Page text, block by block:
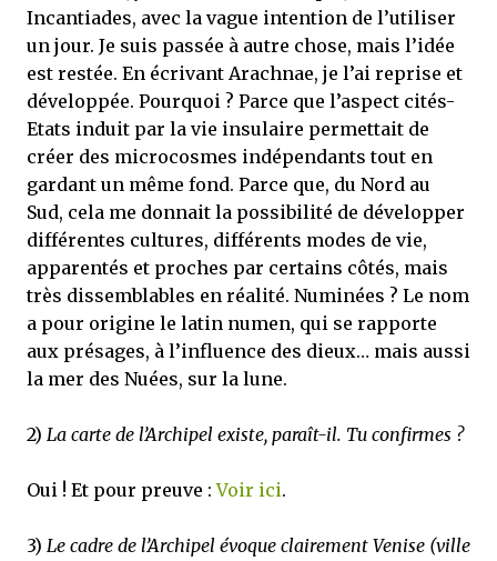
Incantiades, avec la vague intention de l’utiliser
un jour. Je suis passée à autre chose, mais l’idée
est restée. En écrivant Arachnae, je l’ai reprise et
développée. Pourquoi ? Parce que l’aspect cités-
Etats induit par la vie insulaire permettait de
créer des microcosmes indépendants tout en
gardant un même fond. Parce que, du Nord au
Sud, cela me donnait la possibilité de développer
différentes cultures, différents modes de vie,
apparentés et proches par certains côtés, mais
très dissemblables en réalité. Numinées ? Le nom
a pour origine le latin numen, qui se rapporte
aux présages, à l’influence des dieux… mais aussi
la mer des Nuées, sur la lune.
2) La carte de l’Archipel existe, paraît-il. Tu confirmes ?
Oui ! Et pour preuve :Voir ici.
3) Le cadre de l’Archipel évoque clairement Venise (ville